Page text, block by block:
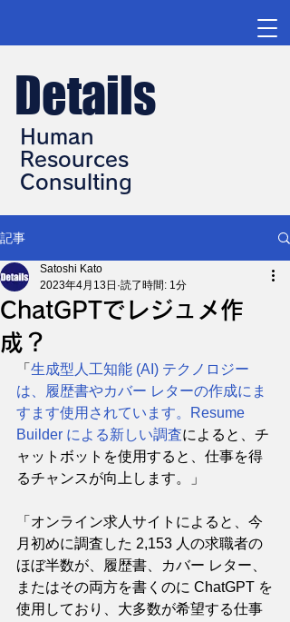
Details
Human
Resources
Consulting
記事
ChatGPTでレジュメ作
成？
Satoshi Kato
2023年4月13日 読了時間: 1分
「 生成型人工知能 (AI) テクノロジー
は、履歴書やカバー レターの作成にま
すます使用されています。Resume
Builder による新しい調査によると、チ
ャットボットを使用すると、仕事を得
るチャンスが向上します。」
「オンライン求人サイトによると、今
月初めに調査した 2,153 人の求職者の
ほぼ半数が、履歴書、カバー レター、
またはその両方を書くのに ChatGPT を
使用しており、大多数が希望する仕事